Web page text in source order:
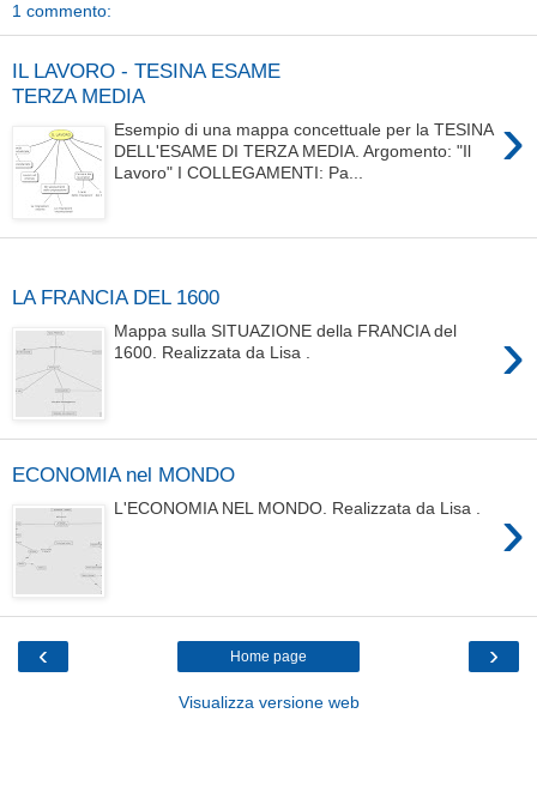
1 commento:
IL LAVORO - TESINA ESAME
TERZA MEDIA
›
Esempio di una mappa concettuale per la TESINA
DELL'ESAME DI TERZA MEDIA. Argomento: "Il
Lavoro" I COLLEGAMENTI: Pa...
LA FRANCIA DEL 1600
›
Mappa sulla SITUAZIONE della FRANCIA del
1600. Realizzata da Lisa .
ECONOMIA nel MONDO
›
L'ECONOMIA NEL MONDO. Realizzata da Lisa .
‹ ›
Home page
Visualizza versione web